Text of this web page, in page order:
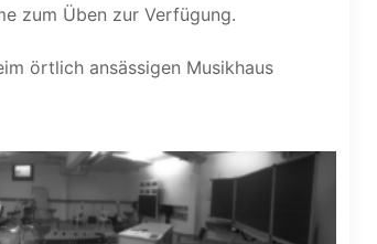
zum Üben zur Verfügung.
örtlich ansässigen Musikhaus